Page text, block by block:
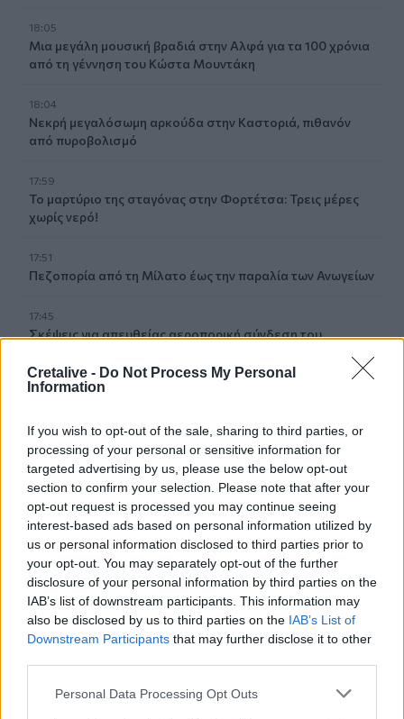
Cretalive - Do Not Process My Personal
Information
If you wish to opt-out of the sale, sharing to third parties, or
processing of your personal or sensitive information for
targeted advertising by us, please use the below opt-out
section to confirm your selection. Please note that after your
opt-out request is processed you may continue seeing
interest-based ads based on personal information utilized by
us or personal information disclosed to third parties prior to
your opt-out. You may separately opt-out of the further
disclosure of your personal information by third parties on the
IAB’s list of downstream participants. This information may
also be disclosed by us to third parties on the IAB’s List of
Downstream Participants that may further disclose it to other
Personal Data Processing Opt Outs
18:05
Μια μεγάλη μουσική βραδιά στην Αλφά για τα 100 χρόνια
από τη γέννηση του Κώστα Μουντάκη
18:04
Νεκρή μεγαλόσωμη αρκούδα στην Καστοριά, πιθανόν
από πυροβολισμό
17:59
Το μαρτύριο της σταγόνας στην Φορτέτσα: Τρεις μέρες
χωρίς νερό!
17:51
Πεζοπορία από τη Μίλατο έως την παραλία των Ανωγείων
17:45
Σκέψεις για απευθείας αεροπορική σύνδεση του
17:38
17:29
Ο νεότερος κάτοχος διαρκείας του ΟΦΗ είναι... 2 μηνών!
17:16
Χάντερ Μπάιντεν: Αποκάλυψε ότι ο καρκίνος του πατέρα
του, Τζο Μπάιντεν, έχει κάνει μεταστάσεις στα οστά
16:56
Καύσωνας και ξηρασία "χτυπούν" την αγροτική παραγωγή
και στην Κρήτη